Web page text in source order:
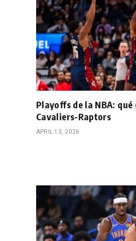
Playoffs de la NBA:
Cavaliers-Raptors
APRIL 13, 2026